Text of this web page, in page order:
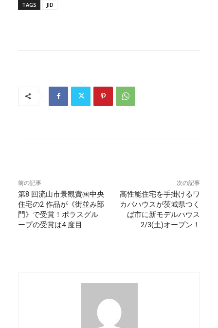
TAGS JID
前の記事
第8 回流山市景観賞㈱中央
住宅の2 作品が《街並み部
門》で受賞！ポラスグル
ープの受賞は4 度目
次の記事
高性能住宅を手掛けるワ
カバハウスが茨城県つく
ば市に新モデルハウス
2/3(土)オープン！